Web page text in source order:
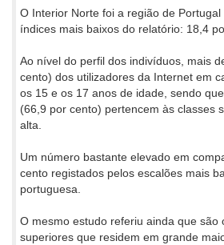
O Interior Norte foi a região de
índices mais baixos do relatório: 18,4
Ao nível do perfil dos indivíduos, mais
cento) dos utilizadores da Internet em
os 15 e os 17 anos de idade, sendo
(66,9 por cento) pertencem às classes
alta.
Um número bastante elevado em
cento registados pelos escalões mais
portuguesa.
O mesmo estudo referiu ainda que são
superiores que residem em grande